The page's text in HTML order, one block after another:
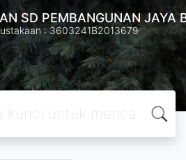
SD PEMBANGUNAN JAYA
: 3603241B2013679